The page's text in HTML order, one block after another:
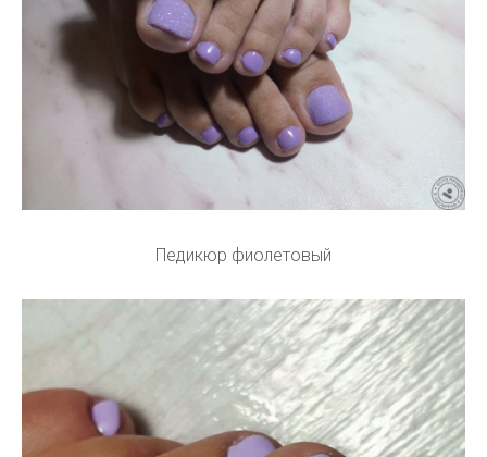
Педикюр фиолетовый